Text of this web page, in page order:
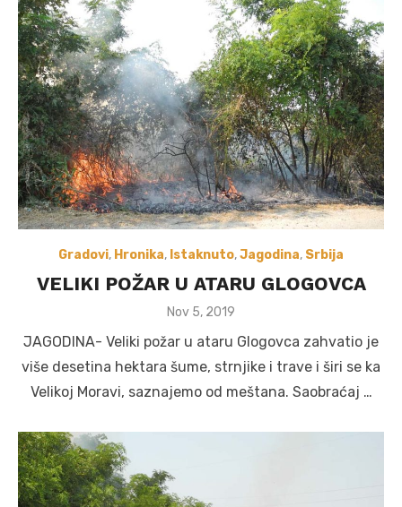
Gradovi, Hronika, Istaknuto,Jagodina, Srbija
VELIKI POŽAR U ATARU GLOGOVCA
Posted
Nov 5, 2019
JAGODINA- Veliki požar u ataru Glogovca zahvatio je
više desetina hektara šume, strnjike i trave i širi se ka
Velikoj Moravi, saznajemo od meštana. Saobraćaj …